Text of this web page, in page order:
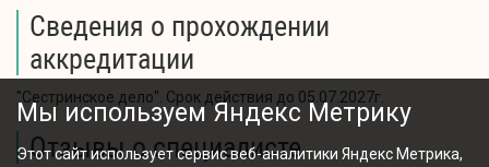
Сведения о прохождении
аккредитации
"Сестринское дело". Срок действия до 05.07.2027г.
Отзывы о специалисте
Мы используем Яндекс Метрику
Этот сайт использует сервис веб-аналитики Яндекс Метрика,